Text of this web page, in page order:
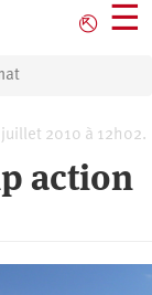
⎋ ☰
2010 à 12h02.
action